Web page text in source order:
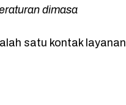
dimasa
satu kontak layanan